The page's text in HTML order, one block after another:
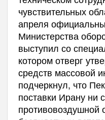
чувствительных
апреля
Министерства
выступил со
котором отверг
средств массовой
подчеркнул, что
поставки Ирану ни
противовоздушной